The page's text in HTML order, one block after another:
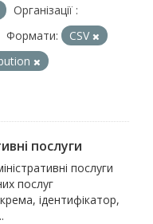
Організації :
Формати:
CSV
послуги
послуги
послуг
ідентифікатор,